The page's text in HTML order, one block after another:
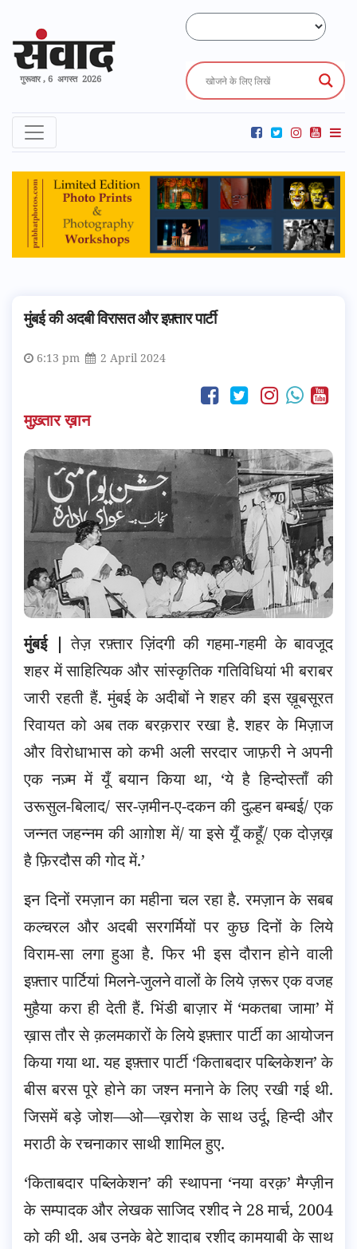
गुरूवार , 6 अगस्त 2026
मुंबई की अदबी विरासत और इफ़्तार पार्टी
6:13 pm 2 April 2024
मुख़्तार ख़ान
मुंबई | तेज़ रफ़्तार ज़िंदगी की गहमा-गहमी के बावजूद
शहर में साहित्यिक और सांस्कृतिक गतिविधियां भी बराबर
जारी रहती हैं. मुंबई के अदीबों ने शहर की इस ख़ूबसूरत
रिवायत को अब तक बरक़रार रखा है. शहर के मिज़ाज
और विरोधाभास को कभी अली सरदार जाफ़री नेअपनी
एक नज़्म में यूँ बयान किया था, ‘ये है हिन्दोस्ताँ की
उरूसुल-बिलाद/ सर-ज़मीन-ए-दकन की दुल्हन बम्बई/ एक
जन्नत जहन्नम की आग़ोश में/ या इसे यूँ कहूँ/ एक दोज़ख़
है फ़िरदौस की गोद में.’
इन दिनों रमज़ान का महीना चल रहा है. रमज़ान के सबब
कल्चरल और अदबी सरगर्मियों पर कुछ दिनों के लिये
विराम-सा लगा हुआ है. फिर भी इस दौरान होने वाली
इफ़्तार पार्टियां मिलने-जुलने वालों के लिये ज़रूर एक वजह
मुहैया करा ही देती हैं. भिंडी बाज़ार में ‘मकतबा जामा’ में
ख़ास तौर से क़लमकारों के लिये इफ़्तार पार्टी का आयोजन
किया गया था. यह इफ़्तार पार्टी ‘किताबदार पब्लिकेशन’ के
बीस बरस पूरे होने का जश्न मनाने के लिए रखी गई थी.
जिसमें बड़े जोश—ओ—ख़रोश के साथ उर्दू, हिन्दी और
मराठी के रचनाकार साथी शामिल हुए.
‘किताबदार पब्लिकेशन’ की स्थापना ‘नया वरक़’ मैग्ज़ीन
के सम्पादक और लेखक साजिद रशीद ने 28 मार्च, 2004
को की थी. अब उनके बेटे शादाब रशीद कामयाबी के साथ